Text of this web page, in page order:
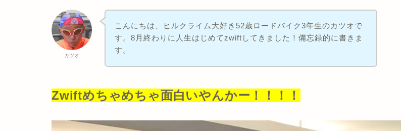
カツオ
こんにちは、ヒルクライム大好き52歳ロードバイク3年生のカツオで
す。8月終わりに人生はじめてzwiftしてきました！備忘録的に書きま
す。
Zwiftめちゃめちゃ面白いやんかー！！！！